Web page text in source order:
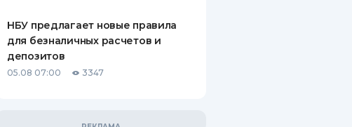
НБУ предлагает новые правила
для безналичных расчетов и
депозитов
05.08 07:00 3347